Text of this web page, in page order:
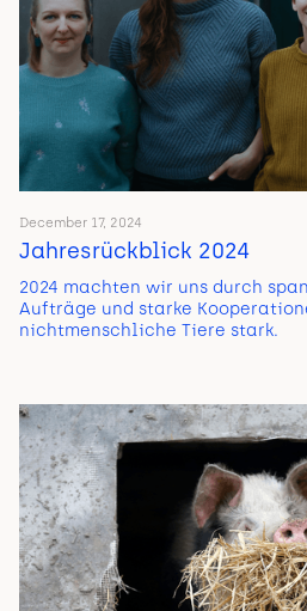
December 17, 2024
Jahresrückblick 2024
2024 machten wir uns durch
Aufträge und starke
nichtmenschliche Tiere stark.